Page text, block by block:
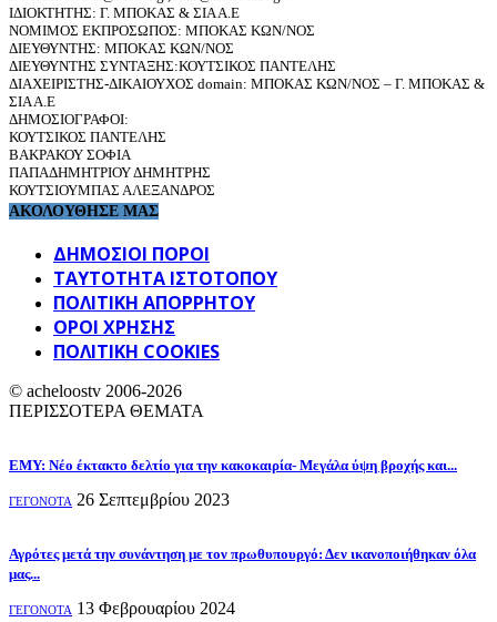
ΙΔΙΟΚΤΗΤΗΣ: Γ. ΜΠΟΚΑΣ & ΣΙΑ Α.Ε
ΝΟΜΙΜΟΣ ΕΚΠΡΟΣΩΠΟΣ: ΜΠΟΚΑΣ ΚΩΝ/ΝΟΣ
ΔΙΕΥΘΥΝΤΗΣ: ΜΠΟΚΑΣ ΚΩΝ/ΝΟΣ
ΔΙΕΥΘΥΝΤΗΣ ΣΥΝΤΑΞΗΣ:ΚΟΥΤΣΙΚΟΣ ΠΑΝΤΕΛΗΣ
ΔΙΑΧΕΙΡΙΣΤΗΣ-ΔΙΚΑΙΟΥΧΟΣ domain: ΜΠΟΚΑΣ ΚΩΝ/ΝΟΣ – Γ. ΜΠΟΚΑΣ &
ΣΙΑ Α.Ε
ΔΗΜΟΣΙΟΓΡΑΦΟΙ:
ΚΟΥΤΣΙΚΟΣ ΠΑΝΤΕΛΗΣ
ΒΑΚΡΑΚΟΥ ΣΟΦΙΑ
ΠΑΠΑΔΗΜΗΤΡΙΟΥ ΔΗΜΗΤΡΗΣ
ΚΟΥΤΣΙΟΥΜΠΑΣ ΑΛΕΞΑΝΔΡΟΣ
ΑΚΟΛΟΥΘΗΣΕ ΜΑΣ
ΔΗΜΟΣΙΟΙ ΠΟΡΟΙ
ΤΑΥΤΌΤΗΤΑ ΙΣΤΌΤΟΠΟΥ
ΠΟΛΙΤΙΚΉ ΑΠΟΡΡΉΤΟΥ
ΌΡΟΙ ΧΡΉΣΗΣ
ΠΟΛΙΤΙΚΗ COOKIES
© acheloostv 2006-2026
ΠΕΡΙΣΣΟΤΕΡΑ ΘΕΜΑΤΑ
ΕΜΥ: Νέο έκτακτο δελτίο για την κακοκαιρία- Μεγάλα ύψη βροχής και...
ΓΕΓΟΝΟΤΑ 26 Σεπτεμβρίου 2023
Αγρότες μετά την συνάντηση με τον πρωθυπουργό: Δεν ικανοποιήθηκαν όλα
μας...
ΓΕΓΟΝΟΤΑ 13 Φεβρουαρίου 2024